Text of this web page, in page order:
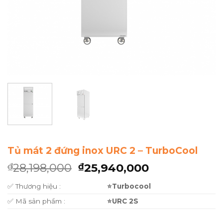
Tủ mát 2 đứng inox URC 2 – TurboCool
₫28,198,000 ₫25,940,000
✅ Thương hiệu :
⭐Turbocool
✅ Mã sản phẩm :
⭐URC 2S